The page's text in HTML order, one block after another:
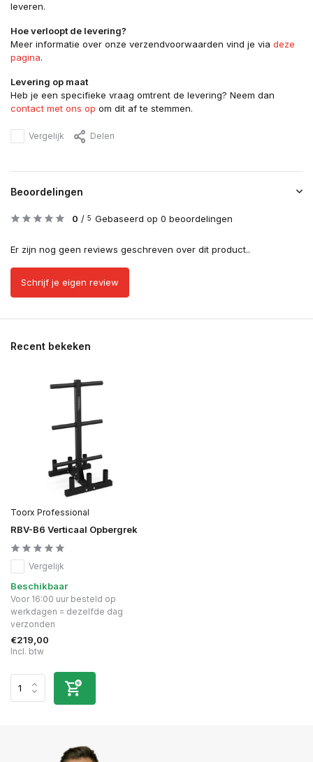
leveren.
Hoe verloopt de levering?
Meer informatie over onze verzendvoorwaarden vind je via deze
pagina.
Levering op maat
Heb je een specifieke vraag omtrent de levering? Neem dan
contact met ons op om dit af te stemmen.
Vergelijk Delen
Beoordelingen
0 / 5 Gebaseerd op 0 beoordelingen
Er zijn nog geen reviews geschreven over dit product..
Schrijf je eigen review
Recent bekeken
Toorx Professional
RBV-B6 Verticaal Opbergrek
Vergelijk
Beschikbaar
Voor 16:00 uur besteld op
werkdagen = dezelfde dag
verzonden
€219,00
Incl. btw